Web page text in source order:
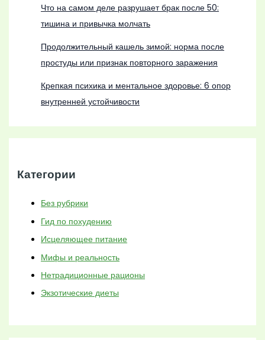
Что на самом деле разрушает брак после 50:
тишина и привычка молчать
Продолжительный кашель зимой: норма после
простуды или признак повторного заражения
Крепкая психика и ментальное здоровье: 6 опор
внутренней устойчивости
Категории
Без рубрики
Гид по похудению
Исцеляющее питание
Мифы и реальность
Нетрадиционные рационы
Экзотические диеты